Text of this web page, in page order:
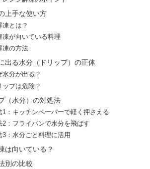
上手な使い方
凍とは？
凍が向いている料理
凍の方法
出る水分（ドリップ）の正体
水分が出る？
ップは危険？
（水分）の対処法
1：キッチンペーパーで軽く押さえる
2：フライパンで水分を飛ばす
3：水分ごと料理に活用
は向いている？
別の比較